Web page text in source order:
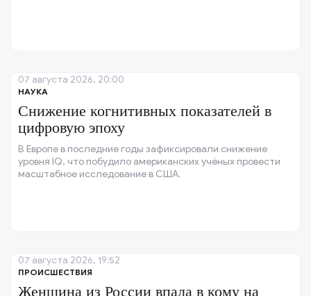
НАУКА
Снижение когнитивных показателей в
цифровую эпоху
В Европе в последние годы зафиксировали снижение
уровня IQ, что побудило американских учёных провести
масштабное исследование в США.
07 августа 2026, 20:00
ПРОИСШЕСТВИЯ
Женщина из России впала в кому на
07 августа 2026, 19:52